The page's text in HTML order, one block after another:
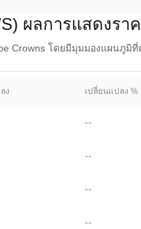
ผลการแสดงรา
Crowns โดยมีมุมมองแผนภู
ง เปลี่ยนแปลง %
--
--
--
--